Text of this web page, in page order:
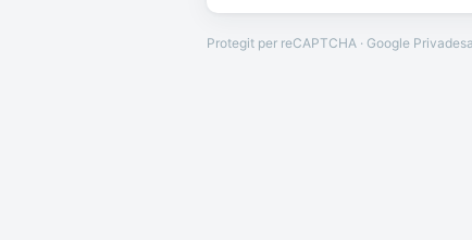
Protegit per reCAPTCHA · Google Privadesa